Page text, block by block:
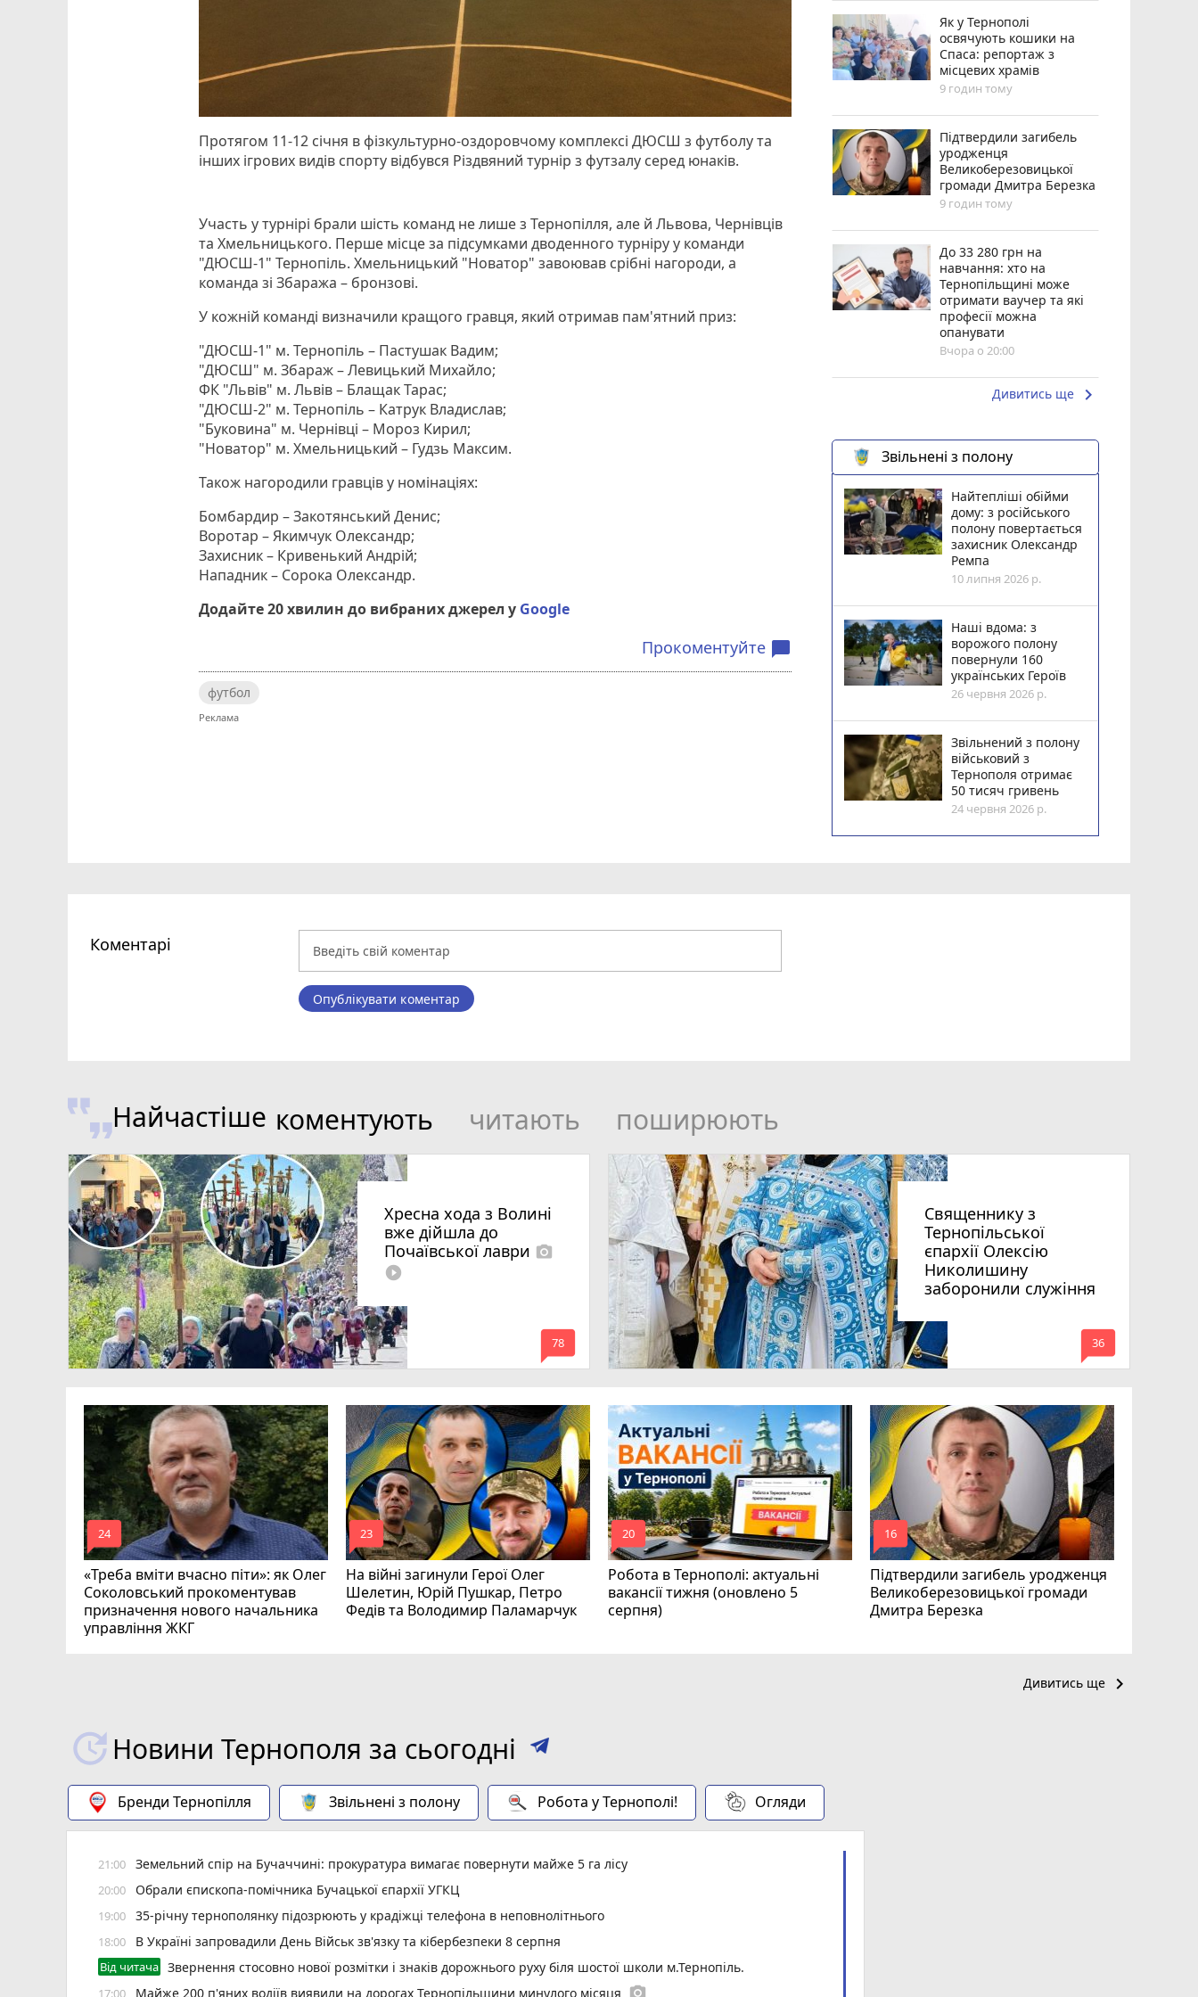
Протягом 11-12 січня в фізкультурно-оздоровчому комплексі ДЮСШ з футболу та
інших ігрових видів спорту відбувся Різдвяний турнір з футзалу серед юнаків.
Участь у турнірі брали шість команд не лише з Тернопілля, але й Львова, Чернівців
та Хмельницького. Перше місце за підсумками дводенного турніру у команди
"ДЮСШ-1" Тернопіль. Хмельницький "Новатор" завоював срібні нагороди, а
команда зі Збаража – бронзові.
У кожній команді визначили кращого гравця, який отримав пам'ятний приз:
"ДЮСШ-1" м. Тернопіль – Пастушак Вадим;
"ДЮСШ" м. Збараж – Левицький Михайло;
ФК "Львів" м. Львів – Блащак Тарас;
"ДЮСШ-2" м. Тернопіль – Катрук Владислав;
"Буковина" м. Чернівці – Мороз Кирил;
"Новатор" м. Хмельницький – Гудзь Максим.
Також нагородили гравців у номінаціях:
Бомбардир – Закотянський Денис;
Воротар – Якимчук Олександр;
Захисник – Кривенький Андрій;
Нападник – Сорока Олександр.
Додайте 20 хвилин до вибраних джерел у Google
Прокоментуйте chat_bubble
футбол
Як у Тернополі
освячують кошики на
Спаса: репортаж з
місцевих храмів
9 годин тому
Підтвердили загибель
уродженця
Великоберезовицької
громади Дмитра Березка
9 годин тому
До 33 280 грн на
навчання: хто на
Тернопільщині може
отримати ваучер та які
професії можна
опанувати
Вчора о 20:00
Дивитись ще keyboard_arrow_right
Звільнені з полону
Найтепліші обійми
дому: з російського
полону повертається
захисник Олександр
Ремпа
10 липня 2026 р.
Наші вдома: з
ворожого полону
повернули 160
українських Героїв
26 червня 2026 р.
Звільнений з полону
військовий з
Тернополя отримає
50 тисяч гривень
24 червня 2026 р.
Коментарі
Опублікувати коментар
Найчастіше коментують читають поширюють
Хресна хода з Волині
вже дійшла до
Почаївської лаври photo_camera
play_circle_filled
mode_comment
78
Священнику з
Тернопільської
єпархії Олексію
Николишину
заборонили служіння
mode_comment
36
«Треба вміти вчасно піти»: як Олег
Соколовський прокоментував
призначення нового начальника
управління ЖКГ
mode_comment
24
На війні загинули Герої Олег
Шелетин, Юрій Пушкар, Петро
Федів та Володимир Паламарчук
mode_comment
23
Робота в Тернополі: актуальні
вакансії тижня (оновлено 5
серпня)
mode_comment
20
Підтвердили загибель уродженця
Великоберезовицької громади
Дмитра Березка
mode_comment
16
Дивитись ще keyboard_arrow_right
Новини Тернополя за сьогодні
Бренди Тернопілля Звільнені з полону Робота у Тернополі! Огляди
21:00 Земельний спір на Бучаччині: прокуратура вимагає повернути майже 5 га лісу
20:00 Обрали єпископа-помічника Бучацької єпархії УГКЦ
19:00 35-річну тернополянку підозрюють у крадіжці телефона в неповнолітнього
18:00 В Україні запровадили День Військ зв'язку та кібербезпеки 8 серпня
Від читача Звернення стосовно нової розмітки і знаків дорожнього руху біля шостої школи м.Тернопіль.
17:00 Майже 200 п'яних водіїв виявили на дорогах Тернопільщини минулого місяця photo_camera